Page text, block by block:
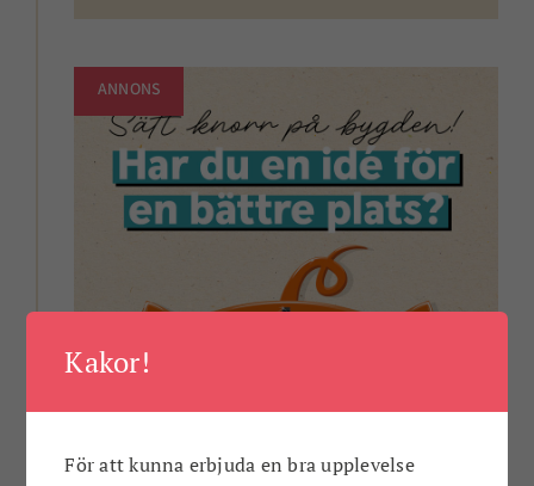
ANNONS
Kakor!
För att kunna erbjuda en bra upplevelse